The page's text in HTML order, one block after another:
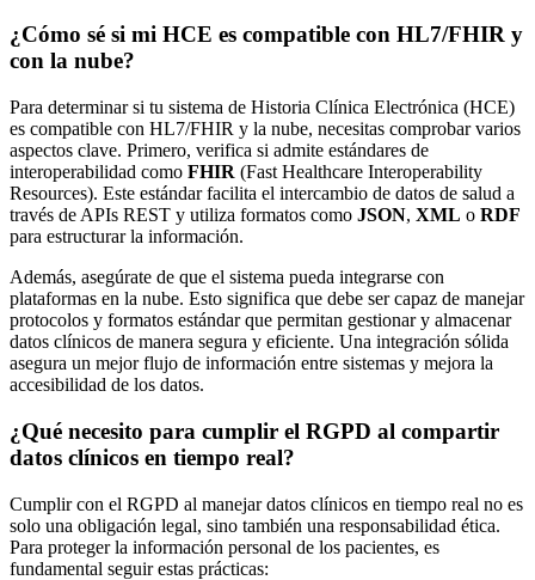
¿Cómo sé si mi HCE es compatible con HL7/FHIR y
con la nube?
Para determinar si tu sistema de Historia Clínica Electrónica (HCE)
es compatible con HL7/FHIR y la nube, necesitas comprobar varios
aspectos clave. Primero, verifica si admite estándares de
interoperabilidad como FHIR (Fast Healthcare Interoperability
Resources). Este estándar facilita el intercambio de datos de salud a
través de APIs REST y utiliza formatos como JSON, XML o RDF
para estructurar la información.
Además, asegúrate de que el sistema pueda integrarse con
plataformas en la nube. Esto significa que debe ser capaz de manejar
protocolos y formatos estándar que permitan gestionar y almacenar
datos clínicos de manera segura y eficiente. Una integración sólida
asegura un mejor flujo de información entre sistemas y mejora la
accesibilidad de los datos.
¿Qué necesito para cumplir el RGPD al compartir
datos clínicos en tiempo real?
Cumplir con el RGPD al manejar datos clínicos en tiempo real no es
solo una obligación legal, sino también una responsabilidad ética.
Para proteger la información personal de los pacientes, es
fundamental seguir estas prácticas: